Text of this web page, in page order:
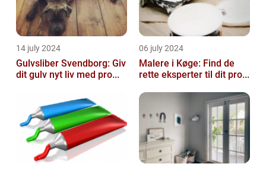
14 july 2024
Gulvsliber Svendborg: Giv
dit gulv nyt liv med pro...
06 july 2024
Malere i Køge: Find de
rette eksperter til dit pro...